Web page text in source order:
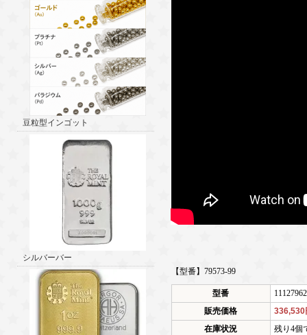
豆粒型インゴット
シルバーバー
【型番】79573-99
型番
販売価格
336,530
在庫状況
残り4個